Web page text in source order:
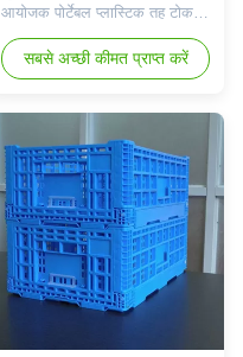
आयोजक पोर्टेबल प्लास्टिक तह टोकरा
उत्पाद वर्णन: यह तह टोकरी व्यापक रूप
से बंद-लूप वितरण प्रणालियों जैसे कि
चेन सुपरमार्केट, सुविधा स्टोर और बड़े
जाता है।हल्के वजन, छोटे पदचिह्न,
गठबंधन करने में आसान।महत्व...
सबसे अच्छी कीमत प्राप्त करें